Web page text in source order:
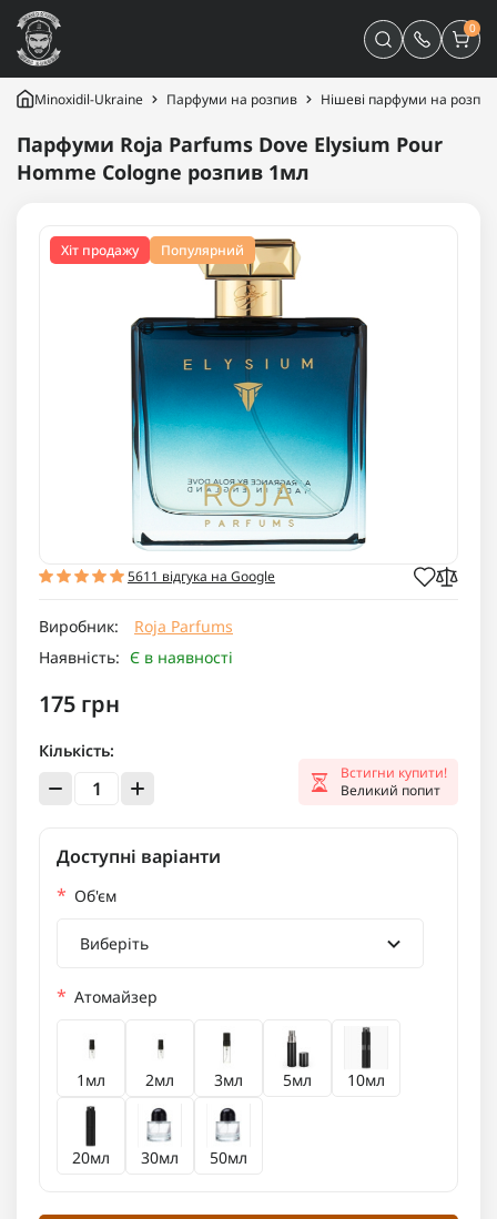
0
Minoxidil-Ukraine Парфуми на розпив Нішеві парфуми на розпив
Парфуми Roja Parfums Dove Elysium Pour
Homme Cologne розпив 1мл
Хіт продажу Популярний
5611 відгука на Google
Виробник:
Roja Parfums
Наявність: Є в наявності
175 грн
Кількість:
Встигни купити!
Великий попит
Доступні варіанти
* Об'єм
Виберіть
* Атомайзер
1мл 2мл 3мл 5мл 10мл
20мл 30мл 50мл